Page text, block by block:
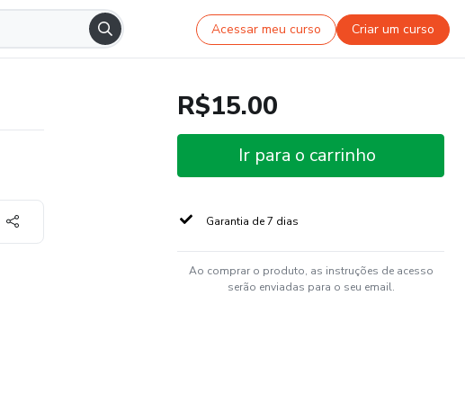
Acessar meu curso Criar um curso
R$15.00
Ir para o carrinho
Garantia de 7 dias
Ao comprar o produto, as instruções de acesso
serão enviadas para o seu email.